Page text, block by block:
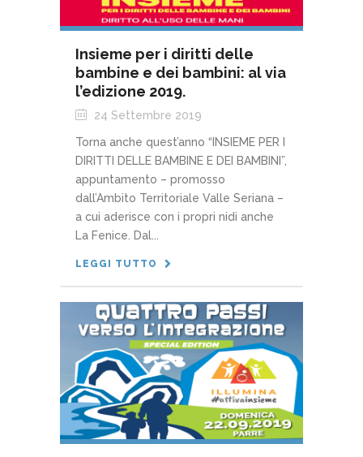
Insieme per i diritti delle
bambine e dei bambini: al via
l’edizione 2019.
24 Settembre 2019
Torna anche quest’anno “INSIEME PER I
DIRITTI DELLE BAMBINE E DEI BAMBINI”,
appuntamento – promosso
dall’Ambito Territoriale Valle Seriana –
a cui aderisce con i propri nidi anche
La Fenice. Dal...
LEGGI TUTTO